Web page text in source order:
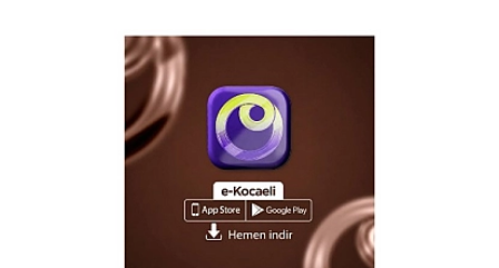
Merak Uyandıran İlk Tanıtımı
Yayımlandı